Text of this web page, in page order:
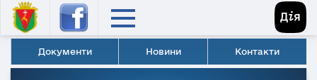
Документи Новини Контакти